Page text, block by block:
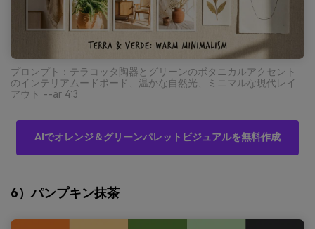
プロンプト：テラコッタ陶器とグリーンのボタニカルアクセント
のインテリアムードボード、温かな自然光、ミニマルな現代レイ
アウト --ar 4:3
AIでオレンジ＆グリーンパレットビジュアルを無料作成
6）パンプキン抹茶